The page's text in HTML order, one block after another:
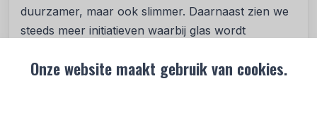
Onze website maakt gebruik van cookies.
duurzamer, maar ook slimmer. Daarnaast zien we
steeds meer initiatieven waarbij glas wordt
tot bouwmaterialen: glas krijgt een tweede leven,